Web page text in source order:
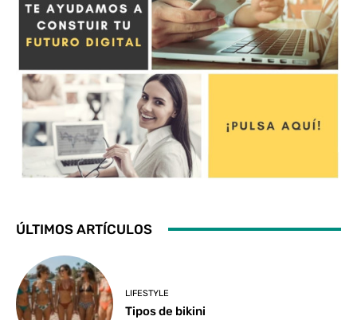
ÚLTIMOS ARTÍCULOS
LIFESTYLE
Tipos de bikini